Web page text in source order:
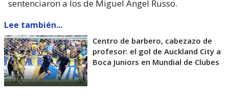
sentenciaron a los de Miguel Ángel Russo.
Lee también...
Centro de barbero, cabezazo de
profesor: el gol de Auckland City a
Boca Juniors en Mundial de Clubes